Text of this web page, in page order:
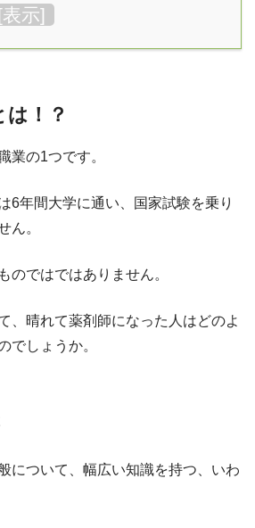
表示]
！？
業の1つです。
6年間大学に通い、国家試験を乗り
ん。
のではではありません。
、晴れて薬剤師になった人はどのよ
でしょうか。
について、幅広い知識を持つ、いわ